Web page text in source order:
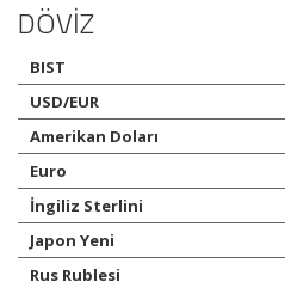
DÖVİZ
BIST
USD/EUR
Amerikan Doları
Euro
İngiliz Sterlini
Japon Yeni
Rus Rublesi